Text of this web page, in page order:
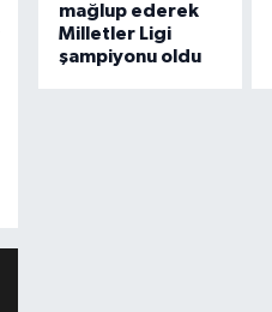
mağlup ederek
Milletler Ligi
şampiyonu oldu